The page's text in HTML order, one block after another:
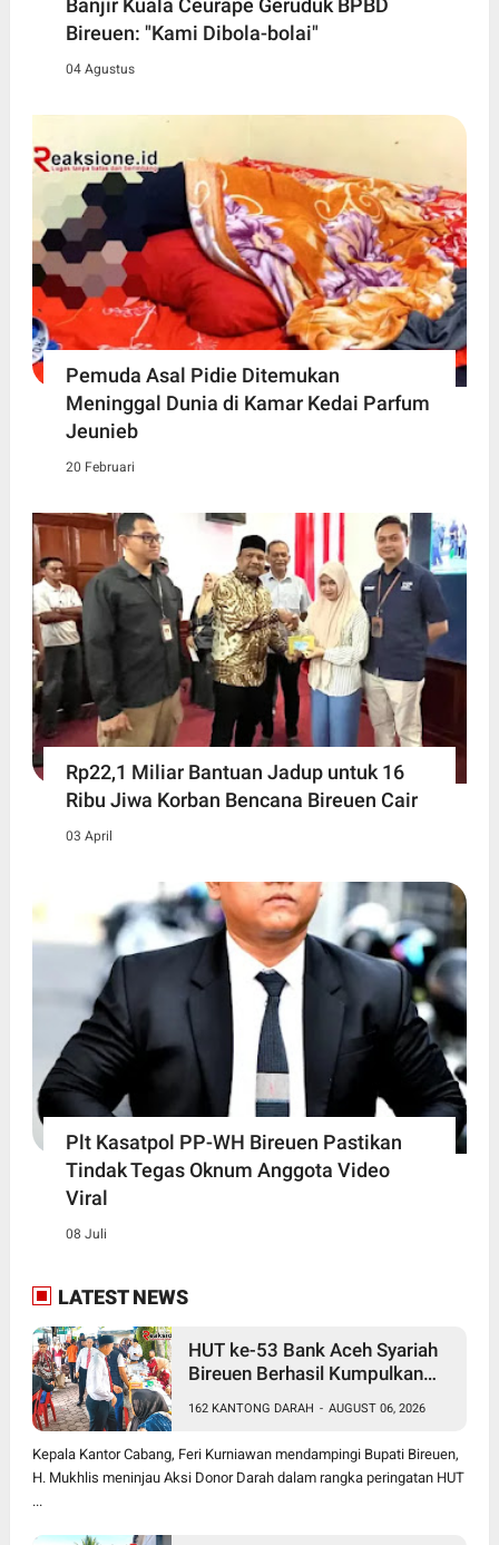
Banjir Kuala Ceurape Geruduk BPBD
Bireuen: "Kami Dibola-bolai"
04 Agustus
Pemuda Asal Pidie Ditemukan
Meninggal Dunia di Kamar Kedai Parfum
Jeunieb
20 Februari
Rp22,1 Miliar Bantuan Jadup untuk 16
Ribu Jiwa Korban Bencana Bireuen Cair
03 April
Plt Kasatpol PP-WH Bireuen Pastikan
Tindak Tegas Oknum Anggota Video
Viral
08 Juli
LATEST NEWS
HUT ke-53 Bank Aceh Syariah
Bireuen Berhasil Kumpulkan
162 KANTONG DARAH - AUGUST 06, 2026
Kepala Kantor Cabang, Feri Kurniawan mendampingi Bupati Bireuen,
H. Mukhlis meninjau Aksi Donor Darah dalam rangka peringatan HUT
...